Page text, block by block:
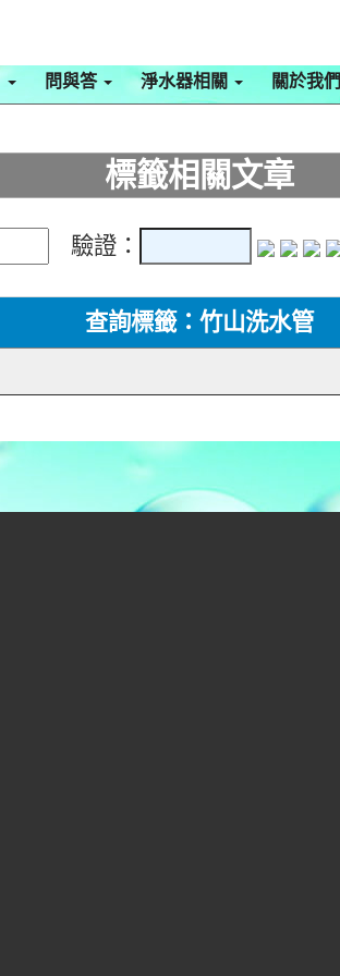
問與答 淨水器相關 關於我們
標籤相關文章
驗證：
查詢標籤：竹山洗水管